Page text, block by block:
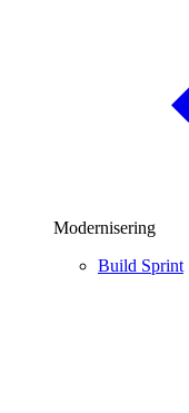
Modernisering
Build Sprint